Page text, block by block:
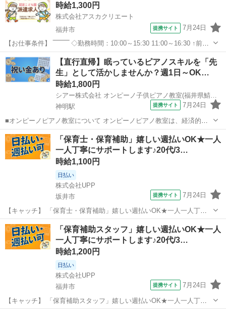
時給1,300円
株式会社アスカクリエート
福井市
提携サイト 7月24日
【お仕事条件】 ‾‾‾‾‾‾‾‾ ◇勤務時間：10:00～15:30 11:00～16:30 ↑前の
お時間相談できます！ ◇時給：1,300円～1,400円☆ ◇勤務日：月～金
の週3～5日 \おスス...
福井 福井市 保育士
【直行直帰】眠っているピアノスキルを「先
生」として活かしませんか？週1日～OK…
時給1,800円
シアー株式会社 オンピーノ子供ピアノ教室(福井県鯖江市)
神明駅
提携サイト 7月24日
■オンピーノピアノ教室について オンピーノピアノ教室は、経済的な
事情に左右されることなく、すべての子どもたちが平等に音楽を学べ
る場所をつくりたい!という想いから生まれました。 出張レッスンとい
う形を採用することで、 「近...
福井 鯖江市 神明駅 インストラクター
「保育士・保育補助」嬉しい週払いOK★一人
一人丁寧にサポートします♪20代/3…
時給1,100円
日払い
株式会社UPP
坂井市
提携サイト 7月24日
【キャッチ】 「保育士・保育補助」嬉しい週払いOK★一人一人丁寧
にサポートします♪20代/30代/40代中心に活躍中◎好環境でお仕事した
い方にもおススメ◎ 【コメント】 幅広い世代のスタッフさんが活躍中
◎ #未経験からお...
福井 坂井市 保育士
「保育補助スタッフ」嬉しい週払いOK★一人
一人丁寧にサポートします♪20代/3…
時給1,200円
日払い
株式会社UPP
福井市
提携サイト 7月24日
【キャッチ】 「保育補助スタッフ」嬉しい週払いOK★一人一人丁寧